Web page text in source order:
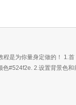
程是为你量身定做的！ 1.首
#524f2e. 2.设置背景色和